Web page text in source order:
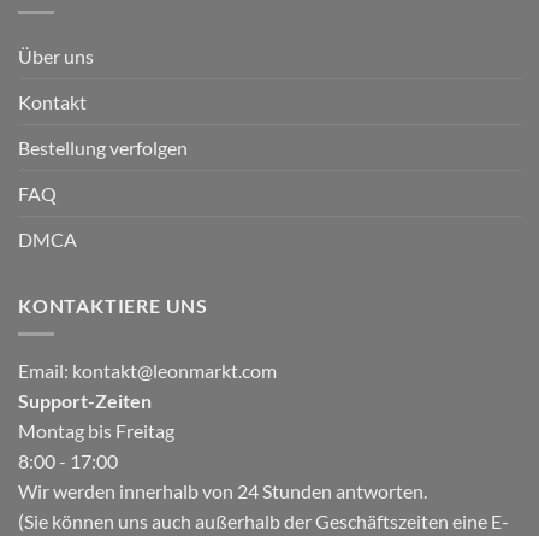
Über uns
Kontakt
Bestellung verfolgen
FAQ
DMCA
KONTAKTIERE UNS
Email: kontakt@leonmarkt.com
Support-Zeiten
Montag bis Freitag
8:00 - 17:00
Wir werden innerhalb von 24 Stunden antworten.
(Sie können uns auch außerhalb der Geschäftszeiten eine E-